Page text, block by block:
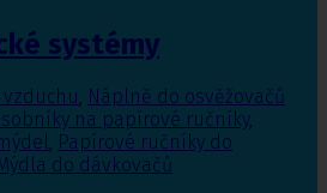
systémy
vzduchu, Náplně do osvěžovačů
na papírové ručníky,
, Papírové ručníky do
do dávkovačů